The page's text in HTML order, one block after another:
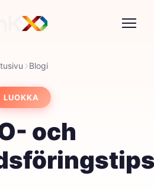
Blogi
LUOKKA
och